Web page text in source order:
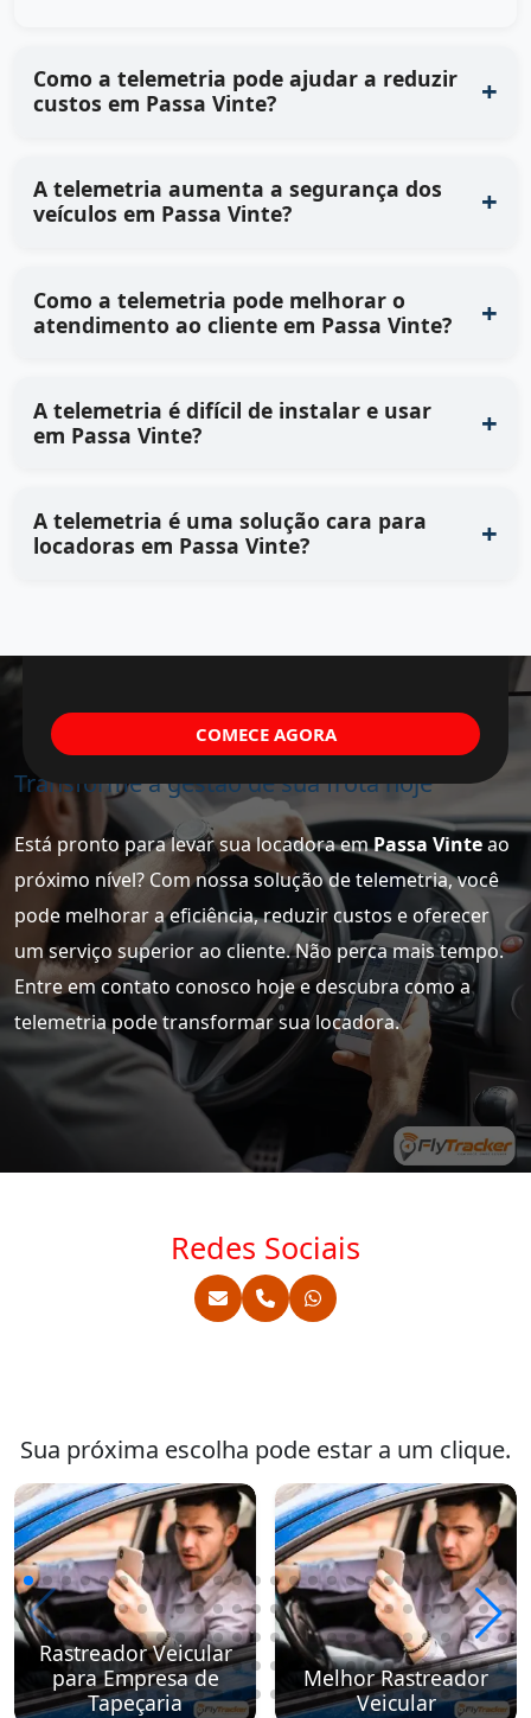
Como a telemetria pode ajudar a reduzir
custos em Passa Vinte?
A telemetria aumenta a segurança dos
veículos em Passa Vinte?
Como a telemetria pode melhorar o
atendimento ao cliente em Passa Vinte?
A telemetria é difícil de instalar e usar
em Passa Vinte?
A telemetria é uma solução cara para
locadoras em Passa Vinte?
Transforme a gestão de sua frota hoje
Está pronto para levar sua locadora emPassa Vinteao
próximo nível? Com nossa solução de telemetria, você
pode melhorar a eficiência, reduzir custos e oferecer
um serviço superior ao cliente. Não perca mais tempo.
Entre em contato conosco hoje e descubra como a
telemetria pode transformar sua locadora.
COMECE AGORA
Redes Sociais
Sua próxima escolha pode estar a um clique.
Rastreador Veicular
para Empresa de
Tapeçaria
Melhor Rastreador
Veicular